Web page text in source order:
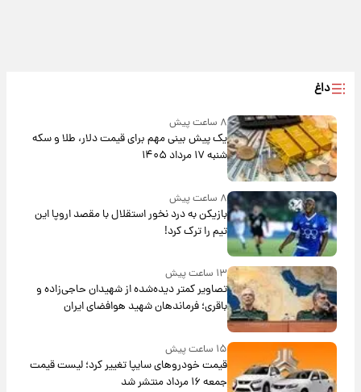
داغ
۸ ساعت پیش
یک پیش ‌بینی مهم برای قیمت دلار، طلا و سکه
شنبه ۱۷ مرداد ۱۴۰۵
۸ ساعت پیش
بازیکن به درد نخور استقلال با مقصد اروپا این
تیم را ترک کرد!
۱۳ ساعت پیش
تصاویر کمتر دیده‌شده از شهیدان حاجی‌زاده و
باقری؛ فرماندهان شهید هوافضای ایران
۱۵ ساعت پیش
قیمت خودروهای سایپا تغییر کرد؛ لیست قیمت
جمعه ۱۶ مرداد منتشر شد